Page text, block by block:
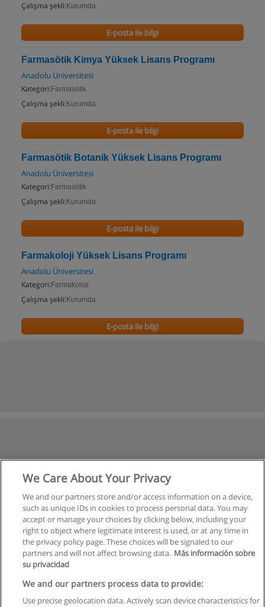
Çalışma şekli: Kurumda
E-posta ile bilgi
Farmasötik Kimya Yüksek Lisans Programı
Anadolu Üniversitesi
Kategori: Farmasötik
Çalışma şekli: Kurumda
E-posta ile bilgi
Farmasötik Botanik Yüksek Lisans Programı
Anadolu Üniversitesi
Kategori: Farmasötik
Çalışma şekli: Kurumda
E-posta ile bilgi
Farmakoloji Yüksek Lisans Programı
Anadolu Üniversitesi
Kategori: Farmakoloji
Çalışma şekli: Kurumda
E-posta ile bilgi
We Care About Your Privacy
We and our partners store and/or access information on a device,
such as unique IDs in cookies to process personal data. You may
accept or manage your choices by clicking below, including your
right to object where legitimate interest is used, or at any time in
the privacy policy page. These choices will be signaled to our
partners and will not affect browsing data. Más información sobre
su privacidad
We and our partners process data to provide:
Use precise geolocation data. Actively scan device characteristics for